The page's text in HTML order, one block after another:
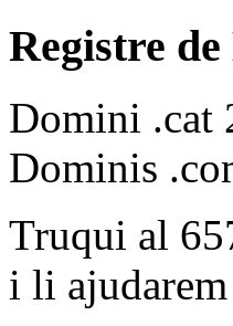
Registre
Domini .cat
Dominis
Truqui al
i li